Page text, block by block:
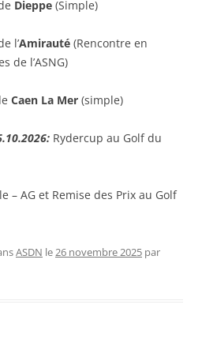
Dieppe (Simple)
l’Amirauté (Rencontre en
de l’ASNG)
Caen La Mer (simple)
Rydercup au Golf du
– AG et Remise des Prix au Golf
ASDN le 26 novembre 2025 par